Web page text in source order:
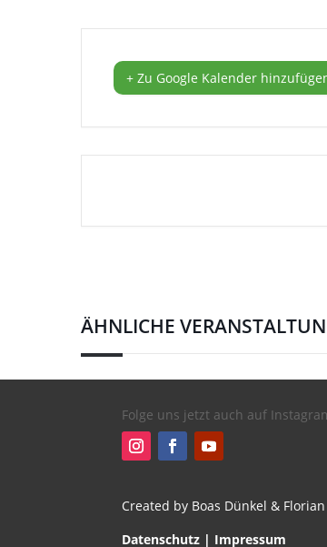
+ Zu Google Kalender
ÄHNLICHE
Folge uns jetzt auch auf
Created by Boas Dünkel &
Datenschutz | Impressum